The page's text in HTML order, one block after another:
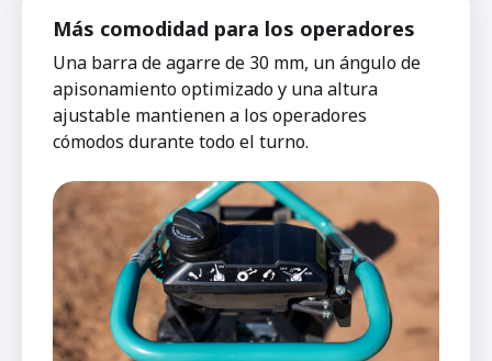
Más comodidad para los operadores
Una barra de agarre de 30 mm, un ángulo de
apisonamiento optimizado y una altura
ajustable mantienen a los operadores
cómodos durante todo el turno.